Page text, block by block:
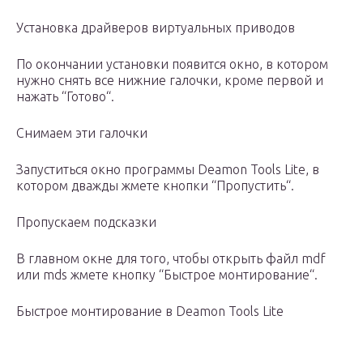
Установка драйверов виртуальных приводов
По окончании установки появится окно, в котором
нужно снять все нижние галочки, кроме первой и
нажать “Готово“.
Снимаем эти галочки
Запуститься окно программы Deamon Tools Lite, в
котором дважды жмете кнопки “Пропустить“.
Пропускаем подсказки
В главном окне для того, чтобы открыть файл mdf
или mds жмете кнопку “Быстрое монтирование“.
Быстрое монтирование в Deamon Tools Lite